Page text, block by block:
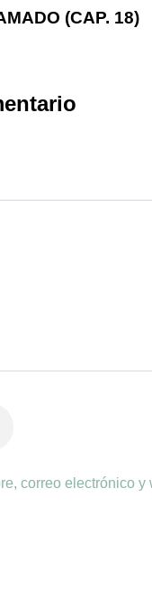
(CAP. 18)
correo electrónico